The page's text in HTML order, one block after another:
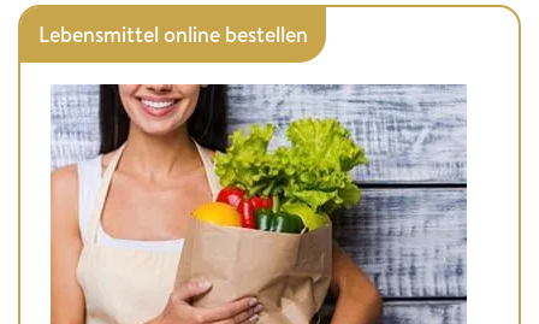
Lebensmittel online bestellen